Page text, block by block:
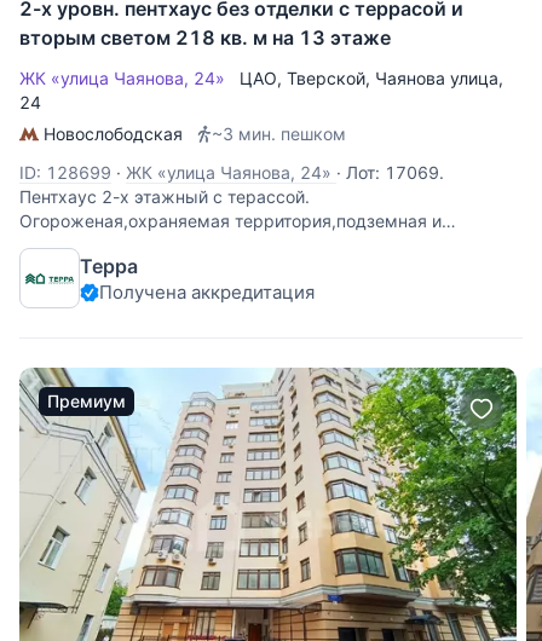
2-х уровн. пентхаус без отделки с террасой и
вторым светом 218 кв. м на 13 этаже
ЖК «улица Чаянова, 24» ЦАО, Тверской, Чаянова улица,
24
Новослободская
~3 мин. пешком
ID: 128699 · ЖК «улица Чаянова, 24» · Лот: 17069.
Пентхаус 2-х этажный с терассой.
Огороженая,охраняемая территория,подземная и
наземная парковки.Удобная транспортная
доступность,насыщеная инфраструктура.Рядом Миусский
парк.Идеальное расположение в престижной части
Терра
Получена аккредитация
Премиум